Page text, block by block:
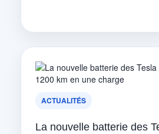
ACTUALITÉS
La nouvelle batterie des